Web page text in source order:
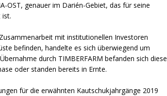
OST, genauer im Darién-Gebiet, das für seine
ist.
mit institutionellen Investoren
befinden, handelte es sich überwiegend um
durch TIMBERFARM befanden sich diese
oder standen bereits in Ernte.
für die erwähnten Kautschukjahrgänge 2019